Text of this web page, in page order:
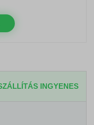
INGYENES